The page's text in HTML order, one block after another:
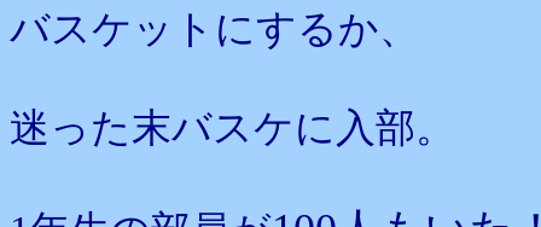
バスケットにするか、
迷った末バスケに入部。